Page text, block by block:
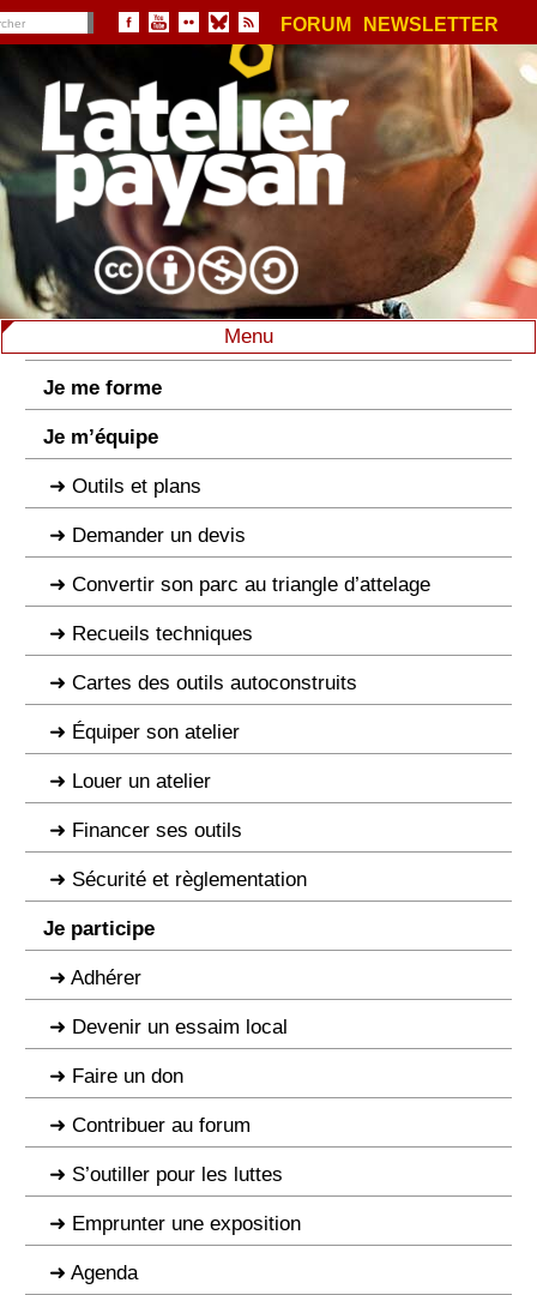
FORUM NEWSLETTER
Menu
Je me forme
Je m’équipe
Outils et plans
Demander un devis
Convertir son parc au triangle d’attelage
Recueils techniques
Cartes des outils autoconstruits
Équiper son atelier
Louer un atelier
Financer ses outils
Sécurité et règlementation
Je participe
Adhérer
Devenir un essaim local
Faire un don
Contribuer au forum
S’outiller pour les luttes
Emprunter une exposition
Agenda